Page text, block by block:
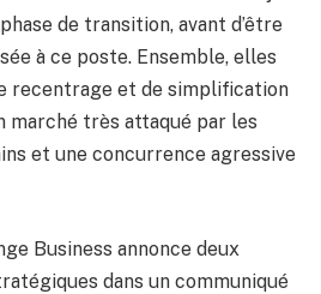
de transition, avant d’être
à ce poste. Ensemble, elles
recentrage et de simplification
marché très attaqué par les
et une concurrence agressive
Business annonce deux
dans un communiqué